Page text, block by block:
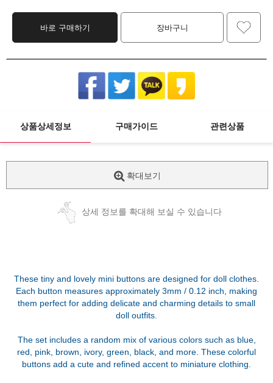
바로 구매하기 장바구니
상품상세정보 구매가이드 관련상품
확대보기
상세 정보를 확대해 보실 수 있습니다
These tiny and lovely mini buttons are designed for doll clothes.
Each button measures approximately 3mm / 0.12 inch, making
them perfect for adding delicate and charming details to small
doll outfits.
The set includes a random mix of various colors such as blue,
red, pink, brown, ivory, green, black, and more. These colorful
buttons add a cute and refined accent to miniature clothing.